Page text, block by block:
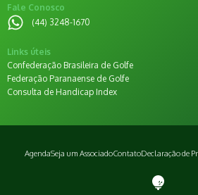
Fale Conosco
(44) 3248-1670
Links úteis
Confederação Brasileira de Golfe
Federação Paranaense de Golfe
Consulta de Handicap Index
AgendaSeja um AssociadoContatoDeclaração de